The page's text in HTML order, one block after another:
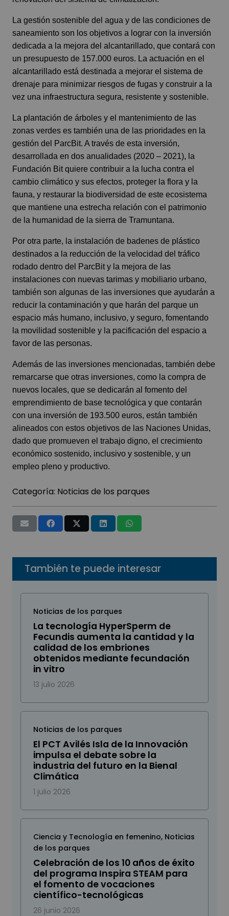
La gestión sostenible del agua y de las condiciones de
saneamiento son los objetivos a lograr con la inversión
dedicada a la mejora del alcantarillado, que contará con
un presupuesto de 157.000 euros. La actuación en el
alcantarillado está destinada a mejorar el sistema de
drenaje para minimizar riesgos de fugas y construir a la
vez una infraestructura segura, resistente y sostenible.
La plantación de árboles y el mantenimiento de las
zonas verdes es también una de las prioridades en la
gestión del ParcBit. A través de esta inversión,
desarrollada en dos anualidades (2020 – 2021), la
Fundación Bit quiere contribuir a la lucha contra el
cambio climático y sus efectos, proteger la flora y la
fauna, y restaurar la biodiversidad de este ecosistema
que mantiene una estrecha relación con el patrimonio
de la humanidad de la sierra de Tramuntana.
Por otra parte, la instalación de badenes de plástico
destinados a la reducción de la velocidad del tráfico
rodado dentro del ParcBit y la mejora de las
instalaciones con nuevas tarimas y mobiliario urbano,
también son algunas de las inversiones que ayudarán a
reducir la contaminación y que harán del parque un
espacio más humano, inclusivo, y seguro, fomentando
la movilidad sostenible y la pacificación del espacio a
favor de las personas.
Además de las inversiones mencionadas, también debe
remarcarse que otras inversiones, como la compra de
nuevos locales, que se dedicarán al fomento del
emprendimiento de base tecnológica y que contarán
con una inversión de 193.500 euros, están también
alineados con estos objetivos de las Naciones Unidas,
dado que promueven el trabajo digno, el crecimiento
económico sostenido, inclusivo y sostenible, y un
empleo pleno y productivo.
Categoría: Noticias de los parques
También te puede interesar
Noticias de los parques
La tecnología HyperSperm de
Fecundis aumenta la cantidad y la
calidad de los embriones
obtenidos mediante fecundación
in vitro
13 julio 2026
Noticias de los parques
El PCT Avilés Isla de la Innovación
impulsa el debate sobre la
industria del futuro en la Bienal
Climática
1 julio 2026
Ciencia y Tecnología en femenino, Noticias
de los parques
Celebración de los 10 años de éxito
del programa Inspira STEAM para
el fomento de vocaciones
científico-tecnológicas
26 junio 2026